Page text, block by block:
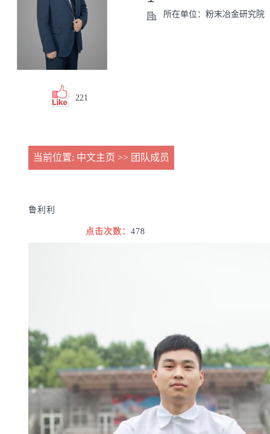
221
所在单位：粉末冶金研究院
当前位置: 中文主页 >> 团队成员
鲁利利
点击次数： 478